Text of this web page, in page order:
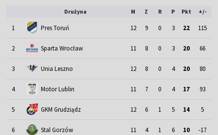
Drużyna M Z R P Pkt +/-
1 Pres Toruń 12 9 0 3 22 115
2 Sparta Wrocław 11 8 0 3 20 66
3 Unia Leszno 12 8 0 4 20 80
4 Motor Lublin 11 7 0 4 17 93
5 GKM Grudziądz 12 6 1 5 14 5
6 Stal Gorzów 11 4 1 6 10 -17